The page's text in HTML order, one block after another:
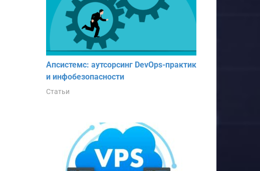
Апсистемс: аутсорсинг DevOps-практик
и инфобезопасности
Статьи